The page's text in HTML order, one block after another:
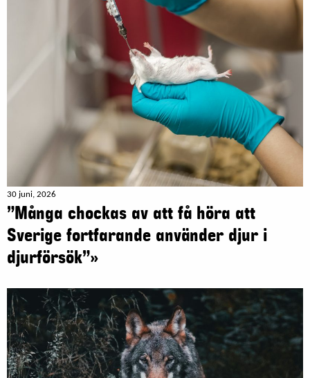
30 juni, 2026
”Många chockas av att få höra att
Sverige fortfarande använder djur i
djurförsök”»